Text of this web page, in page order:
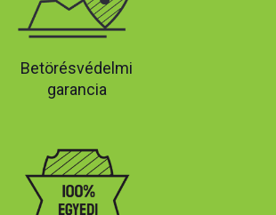
Betörésvédelmi
garancia